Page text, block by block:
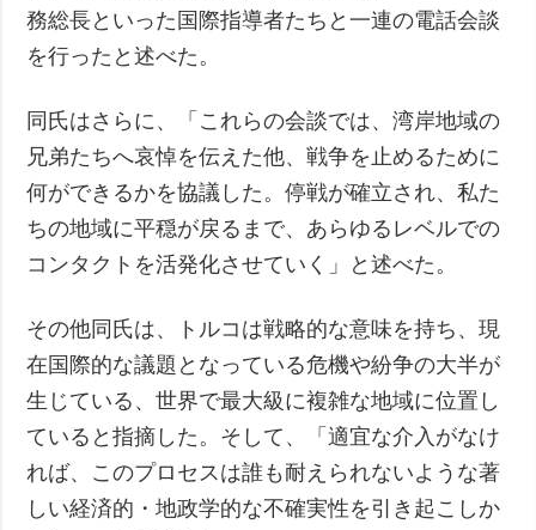
務総長といった国際指導者たちと一連の電話会談
を行ったと述べた。
同氏はさらに、「これらの会談では、湾岸地域の
兄弟たちへ哀悼を伝えた他、戦争を止めるために
何ができるかを協議した。停戦が確立され、私た
ちの地域に平穏が戻るまで、あらゆるレベルでの
コンタクトを活発化させていく」と述べた。
その他同氏は、トルコは戦略的な意味を持ち、現
在国際的な議題となっている危機や紛争の大半が
生じている、世界で最大級に複雑な地域に位置し
ていると指摘した。そして、「適宜な介入がなけ
れば、このプロセスは誰も耐えられないような著
しい経済的・地政学的な不確実性を引き起こしか